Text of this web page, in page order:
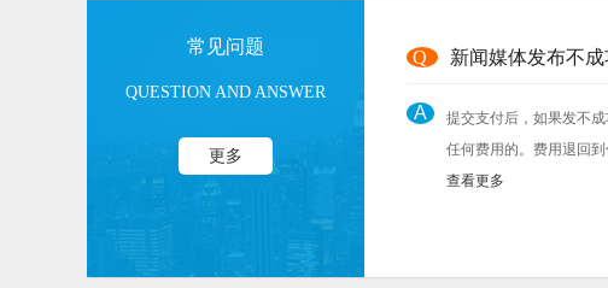
常见问题
QUESTION AND ANSWER
更多
Q 新闻媒体发布不
A
提交支付后，如果发不
任何费用的。费用退回到
查看更多